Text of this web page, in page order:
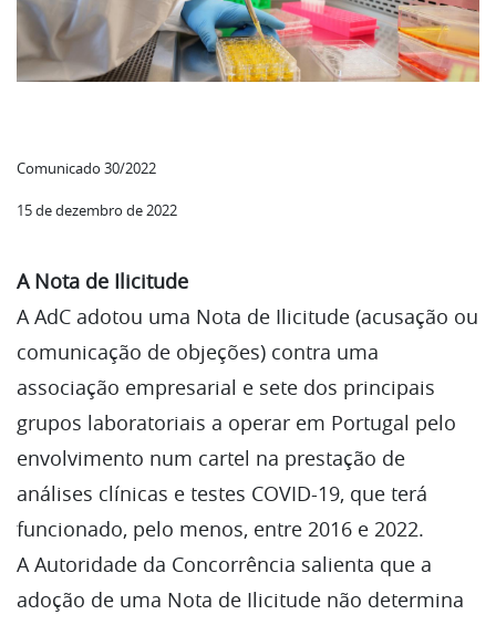
Comunicado 30/2022
15 de dezembro de 2022
A Nota de Ilicitude
A AdC adotou uma Nota de Ilicitude (acusação ou
comunicação de objeções) contra uma
associação empresarial e sete dos principais
grupos laboratoriais a operar em Portugal pelo
envolvimento num cartel na prestação de
análises clínicas e testes COVID-19, que terá
funcionado, pelo menos, entre 2016 e 2022.
A Autoridade da Concorrência salienta que a
adoção de uma Nota de Ilicitude não determina